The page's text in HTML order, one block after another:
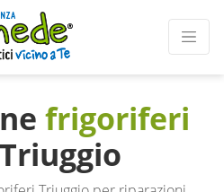
frigoriferi